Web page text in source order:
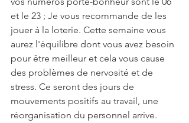
et le 23 ; Je vous recommande de les
jouer à la loterie. Cette semaine vous
aurez l'équilibre dont vous avez besoin
pour être meilleur et cela vous cause
des problèmes de nervosité et de
stress. Ce seront des jours de
mouvements positifs au travail, une
réorganisation du personnel arrive.